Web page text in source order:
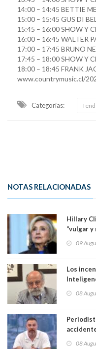
14:00 – 14:45 BETTIE
15:00 – 15:45 GUS DI
15:45 – 16:00 SHOW Y
16:00 – 16:45 WALTER
17:00 – 17:45 BRUNO
17:45 – 18:00 SHOW Y
18:00 – 18:45 FRANK
www.countrymusic.cl/
Categorias:
NOTAS RELACIONADAS
Hillary
“vulgar
casa. Y
09
Los
08
08